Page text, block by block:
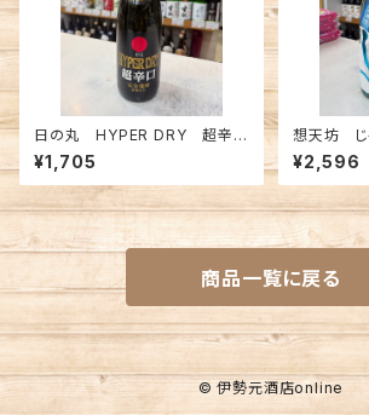
日の丸 HYPER DRY 超辛
口 特別純米一度火入原酒 7
20ml
¥1,705
想天坊
米瓶囲い
¥2,596
商品一覧に戻る
© 伊勢元酒店online